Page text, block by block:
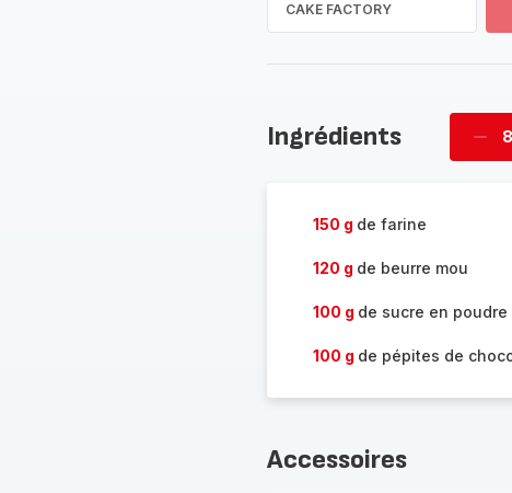
CAKE FACTORY
la
Ingrédients
150 g de farine
120 g de beurre mou
100 g de sucre en poudre
100 g de pépites de
Accessoires